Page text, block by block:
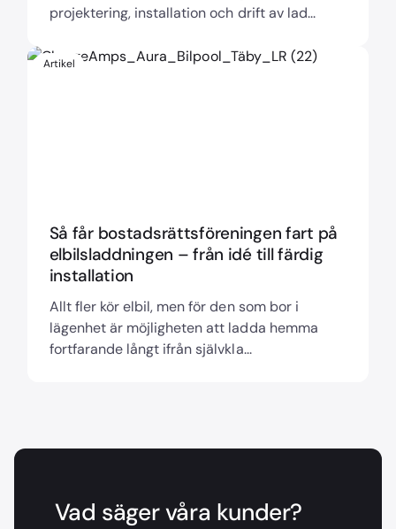
projektering, installation och drift av lad...
Artikel
Så får bostadsrättsföreningen fart på
elbilsladdningen – från idé till färdig
installation
Allt fler kör elbil, men för den som bor i
lägenhet är möjligheten att ladda hemma
fortfarande långt ifrån självkla...
Vad säger våra kunder?